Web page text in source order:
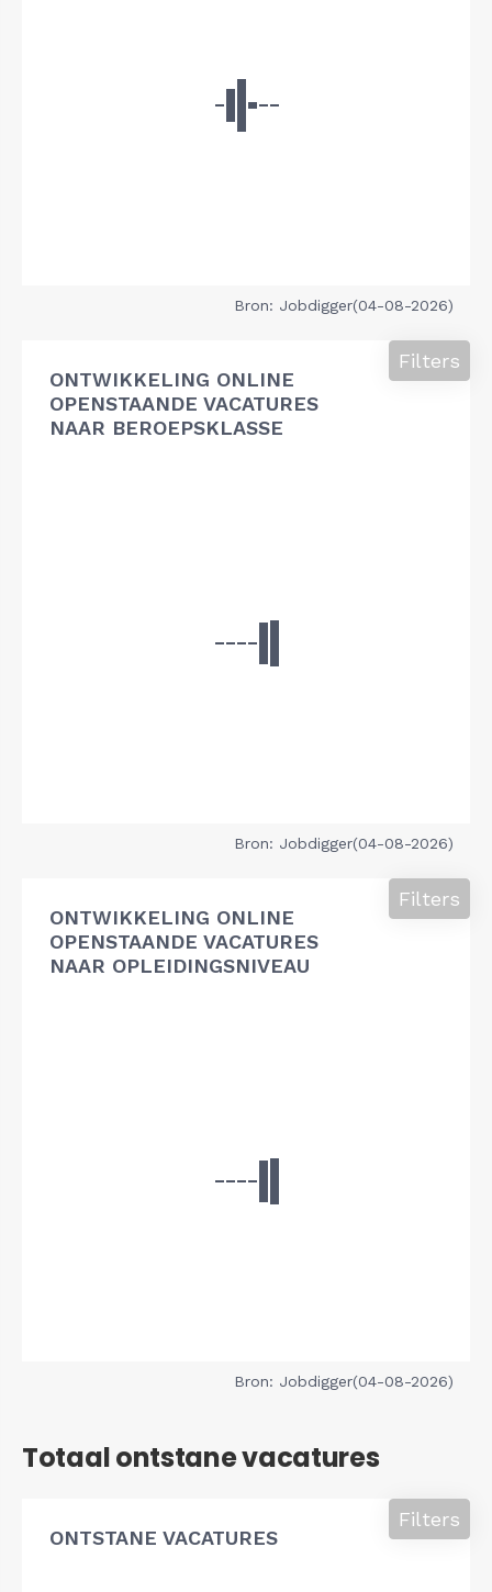
Bron: Jobdigger(04-08-2026)
ONTWIKKELING ONLINE
OPENSTAANDE VACATURES
NAAR BEROEPSKLASSE
Filters
Bron: Jobdigger(04-08-2026)
ONTWIKKELING ONLINE
OPENSTAANDE VACATURES
NAAR OPLEIDINGSNIVEAU
Filters
Bron: Jobdigger(04-08-2026)
Totaal ontstane vacatures
ONTSTANE VACATURES
Filters